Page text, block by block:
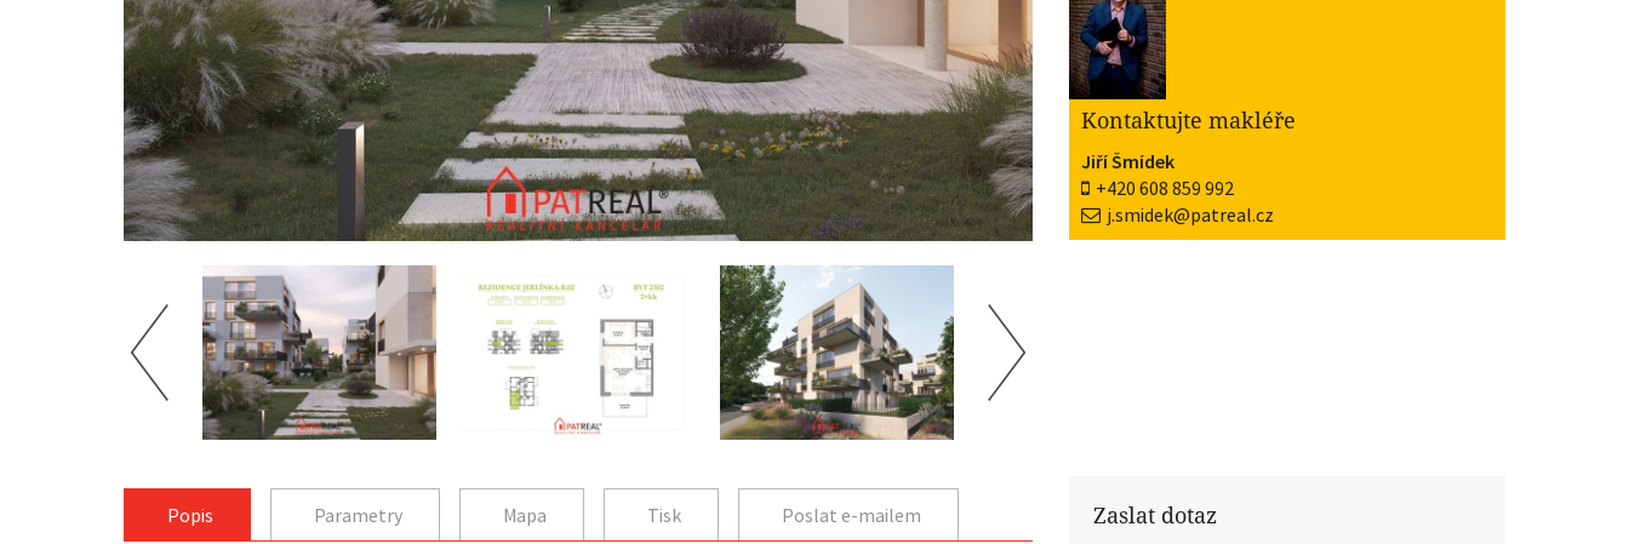
Kontaktujte makléře
Jiří Šmídek
+420 608 859 992
j.smidek@patreal.cz
Popis Parametry Mapa Tisk Poslat e-mailem Zaslat dotaz